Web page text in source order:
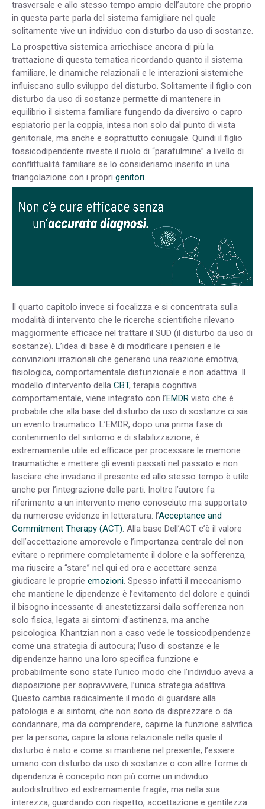
trasversale e allo stesso tempo ampio dell’autore che proprio
in questa parte parla del sistema famigliare nel quale
solitamente vive un individuo con disturbo da uso di sostanze.
La prospettiva sistemica arricchisce ancora di più la
trattazione di questa tematica ricordando quanto il sistema
familiare, le dinamiche relazionali e le interazioni sistemiche
influiscano sullo sviluppo del disturbo. Solitamente il figlio con
disturbo da uso di sostanze permette di mantenere in
equilibrio il sistema familiare fungendo da diversivo o capro
espiatorio per la coppia, intesa non solo dal punto di vista
genitoriale, ma anche e soprattutto coniugale. Quindi il figlio
tossicodipendente riveste il ruolo di “parafulmine” a livello di
conflittualità familiare se lo consideriamo inserito in una
triangolazione con i propri genitori.
Il quarto capitolo invece si focalizza e si concentrata sulla
modalità di intervento che le ricerche scientifiche rilevano
maggiormente efficace nel trattare il SUD (il disturbo da uso di
sostanze). L’idea di base è di modificare i pensieri e le
convinzioni irrazionali che generano una reazione emotiva,
fisiologica, comportamentale disfunzionale e non adattiva. Il
modello d’intervento della CBT, terapia cognitiva
comportamentale, viene integrato con l’EMDR visto che è
probabile che alla base del disturbo da uso di sostanze ci sia
un evento traumatico. L’EMDR, dopo una prima fase di
contenimento del sintomo e di stabilizzazione, è
estremamente utile ed efficace per processare le memorie
traumatiche e mettere gli eventi passati nel passato e non
lasciare che invadano il presente ed allo stesso tempo è utile
anche per l’integrazione delle parti. Inoltre l’autore fa
riferimento a un intervento meno conosciuto ma supportato
da numerose evidenze in letteratura: l’Acceptance and
Commitment Therapy (ACT). Alla base Dell’ACT c’è il valore
dell’accettazione amorevole e l’importanza centrale del non
evitare o reprimere completamente il dolore e la sofferenza,
ma riuscire a “stare” nel qui ed ora e accettare senza
giudicare le proprie emozioni. Spesso infatti il meccanismo
che mantiene le dipendenze è l’evitamento del dolore e quindi
il bisogno incessante di anestetizzarsi dalla sofferenza non
solo fisica, legata ai sintomi d’astinenza, ma anche
psicologica. Khantzian non a caso vede le tossicodipendenze
come una strategia di autocura; l’uso di sostanze e le
dipendenze hanno una loro specifica funzione e
probabilmente sono state l’unico modo che l’individuo aveva a
disposizione per sopravvivere, l’unica strategia adattiva.
Questo cambia radicalmente il modo di guardare alla
patologia e ai sintomi, che non sono da disprezzare o da
condannare, ma da comprendere, capirne la funzione salvifica
per la persona, capire la storia relazionale nella quale il
disturbo è nato e come si mantiene nel presente; l’essere
umano con disturbo da uso di sostanze o con altre forme di
dipendenza è concepito non più come un individuo
autodistruttivo ed estremamente fragile, ma nella sua
interezza, guardando con rispetto, accettazione e gentilezza